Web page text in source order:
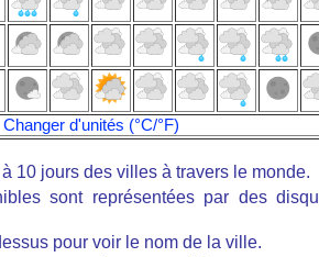
Changer d'unités (°C/°F)
10 jours des villes à travers le monde.
sont représentées par des
pour voir le nom de la ville.